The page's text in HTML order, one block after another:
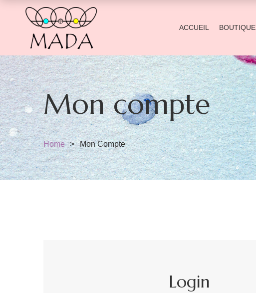
ACCUEIL BOUTIQUE
Mon compte
Home Mon Compte
Login